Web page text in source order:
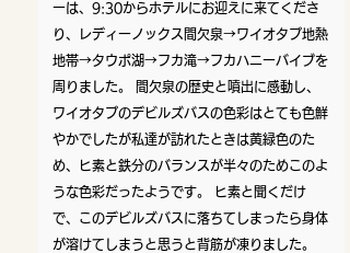
ーは、9:30からホテルにお迎えに来てくださ
り、レディーノックス間欠泉→ワイオタプ地熱
地帯→タウポ湖→フカ滝→フカハニーバイブを
周りました。 間欠泉の歴史と噴出に感動し、
ワイオタプのデビルズバスの色彩はとても色鮮
やかでしたが私達が訪れたときは黄緑色のた
め、ヒ素と鉄分のバランスが半々のためこのよ
うな色彩だったようです。 ヒ素と聞くだけ
で、このデビルズバスに落ちてしまったら身体
が溶けてしまうと思うと背筋が凍りました。